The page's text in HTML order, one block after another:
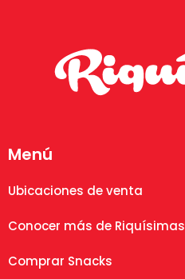
Menú
Ubicaciones de venta
Conocer más de Riquísimas
Comprar Snacks